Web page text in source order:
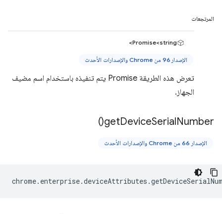
المرتجعات
Promise<string>
الإصدار 96 من Chrome والإصدارات الأحدث
تعرض هذه الطريقة Promise يتم تنفيذه باستخدام اسم مضيف
الجهاز.
getDeviceSerialNumber(
)
الإصدار 66 من Chrome والإصدارات الأحدث
chrome. enterprise.deviceAttributes .